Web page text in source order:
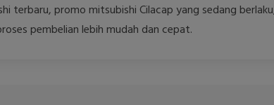
terbaru, promo mitsubishi Cilacap yang sedang
pembelian lebih mudah dan cepat.